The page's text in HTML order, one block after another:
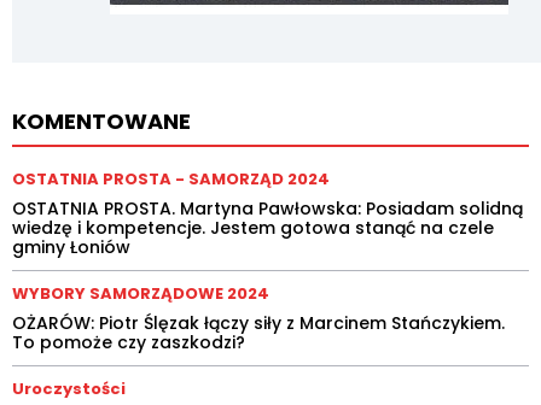
KOMENTOWANE
OSTATNIA PROSTA - SAMORZĄD 2024
OSTATNIA PROSTA. Martyna Pawłowska: Posiadam solidną
wiedzę i kompetencje. Jestem gotowa stanąć na czele
gminy Łoniów
WYBORY SAMORZĄDOWE 2024
OŻARÓW: Piotr Ślęzak łączy siły z Marcinem Stańczykiem.
To pomoże czy zaszkodzi?
Uroczystości